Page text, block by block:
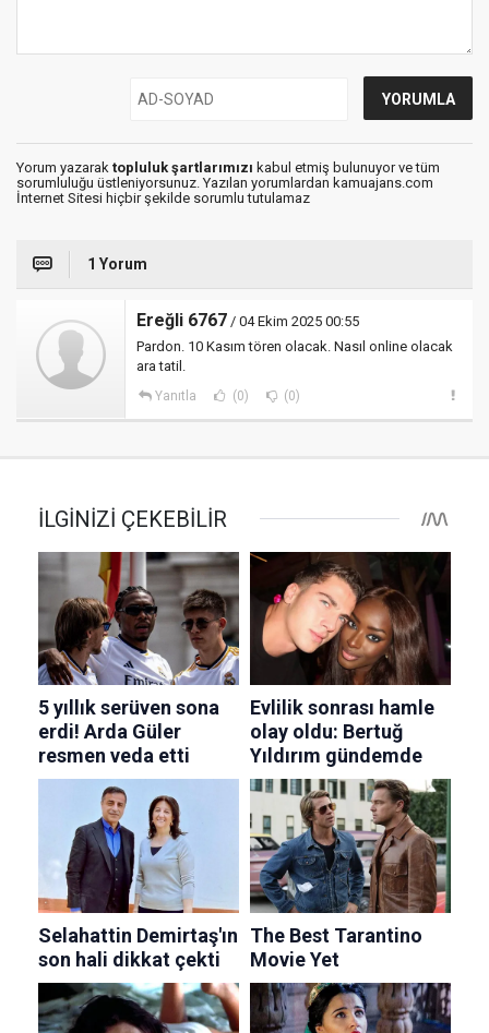
Yorum yazarak topluluk şartlarımızı kabul etmiş bulunuyor ve tüm
sorumluluğu üstleniyorsunuz. Yazılan yorumlardan kamuajans.com
İnternet Sitesi hiçbir şekilde sorumlu tutulamaz
1 Yorum
Ereğli 6767 / 04 Ekim 2025 00:55
Pardon. 10 Kasım tören olacak. Nasıl online olacak
ara tatil.
Yanıtla (0) (0)